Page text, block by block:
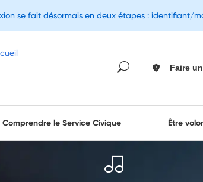
Faire
Comprendre le Service Civique Être
se fait désormais en deux étapes : identifiant/